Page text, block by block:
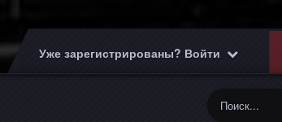
Уже зарегистрированы? Войти